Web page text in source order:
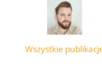
Wszystkie